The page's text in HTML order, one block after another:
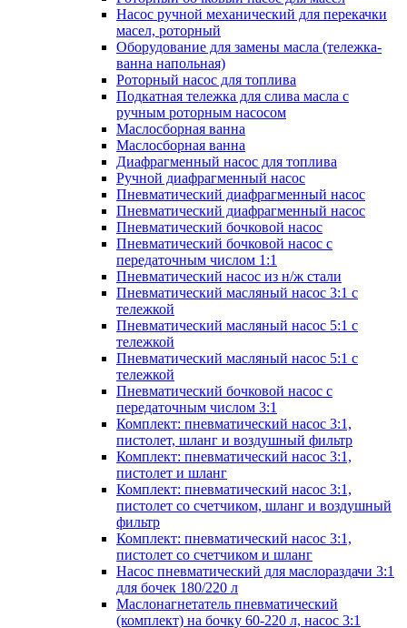
Насос ручной механический для перекачки
масел, роторный
Оборудование для замены масла (тележка-
ванна напольная)
Роторный насос для топлива
Подкатная тележка для слива масла с
ручным роторным насосом
Маслосборная ванна
Маслосборная ванна
Диафрагменный насос для топлива
Ручной диафрагменный насос
Пневматический диафрагменный насос
Пневматический диафрагменный насос
Пневматический бочковой насос
Пневматический бочковой насос с
передаточным числом 1:1
Пневматический насос из н/ж стали
Пневматический масляный насос 3:1 с
тележкой
Пневматический масляный насос 5:1 с
тележкой
Пневматический масляный насос 5:1 с
тележкой
Пневматический бочковой насос с
передаточным числом 3:1
Комплект: пневматический насос 3:1,
пистолет, шланг и воздушный фильтр
Комплект: пневматический насос 3:1,
пистолет и шланг
Комплект: пневматический насос 3:1,
пистолет со счетчиком, шланг и воздушный
фильтр
Комплект: пневматический насос 3:1,
пистолет со счетчиком и шланг
Насос пневматический для маслораздачи 3:1
для бочек 180/220 л
Маслонагнетатель пневматический
(комплект) на бочку 60-220 л, насос 3:1